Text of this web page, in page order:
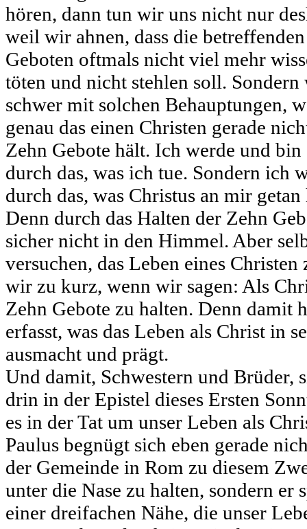
hören, dann tun wir uns nicht nur
weil wir ahnen, dass die
Geboten oftmals nicht viel mehr
töten und nicht stehlen soll.
schwer mit solchen Behauptungen,
genau das einen Christen gerade
Zehn Gebote hält. Ich werde und
durch das, was ich tue. Sondern ich
durch das, was Christus an mir
Denn durch das Halten der Zehn
sicher nicht in den Himmel. Aber
versuchen, das Leben eines
wir zu kurz, wenn wir sagen: Als
Zehn Gebote zu halten. Denn damit
erfasst, was das Leben als Christ in
ausmacht und prägt.
Und damit, Schwestern und Brüder,
drin in der Epistel dieses Ersten
es in der Tat um unser Leben als
Paulus begnügt sich eben gerade
der Gemeinde in Rom zu diesem
unter die Nase zu halten, sondern
einer dreifachen Nähe, die unser